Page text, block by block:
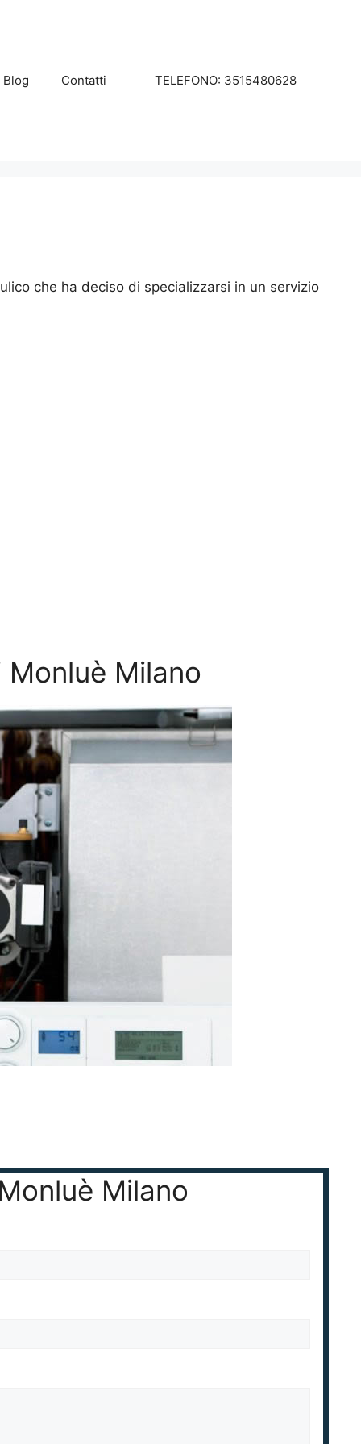
Blog Contatti TELEFONO: 3515480628
che ha deciso di specializzarsi in un servizio
Milano
Milano